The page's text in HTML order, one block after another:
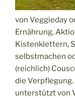
von Veggieday
Ernährung,
Kistenklettern,
selbstmachen
(reichlich)
die
unterstützt von